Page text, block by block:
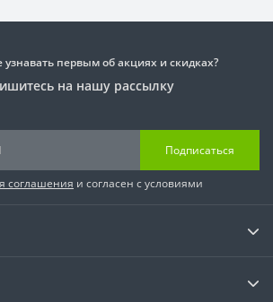
узнавать первым об акциях и скидках?
на нашу рассылку
Подписаться
соглашения и согласен с условиями